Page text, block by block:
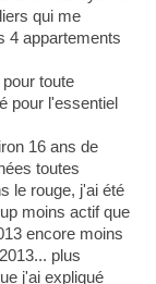
qui me
4 appartements
toute
pour l'essentiel
16 ans de
toutes
le rouge, j'ai été
moins actif que
encore moins
plus
j'ai expliqué